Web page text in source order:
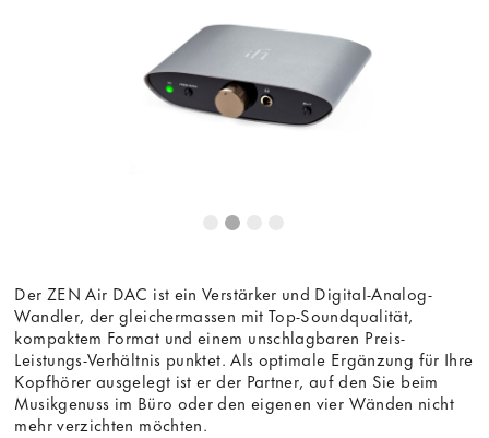
Der ZEN Air DAC ist ein Verstärker und Digital-Analog-
Wandler, der gleichermassen mit Top-Soundqualität,
kompaktem Format und einem unschlagbaren Preis-
Leistungs-Verhältnis punktet. Als optimale Ergänzung für Ihre
Kopfhörer ausgelegt ist er der Partner, auf den Sie beim
Musikgenuss im Büro oder den eigenen vier Wänden nicht
mehr verzichten möchten.